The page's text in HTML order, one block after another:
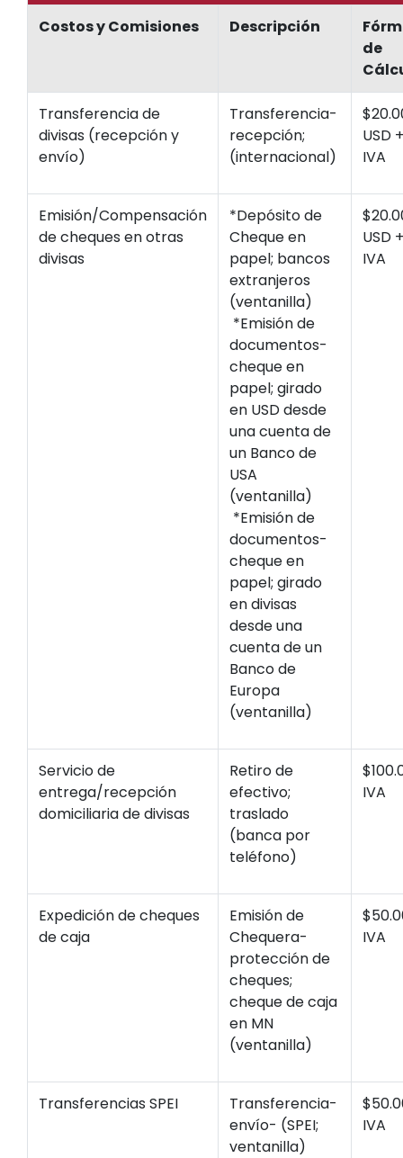
Costos y Comisiones Descripción
de
Transferencia de
divisas (recepción y
envío)
Transferencia-
recepción;
(internacional)
USD +
IVA
Emisión/Compensación
de cheques en otras
divisas
*Depósito de
Cheque en
papel; bancos
extranjeros
(ventanilla)
*Emisión de
documentos-
cheque en
papel; girado
en USD desde
una cuenta de
un Banco de
USA
(ventanilla)
*Emisión de
documentos-
cheque en
papel; girado
en divisas
desde una
cuenta de un
Banco de
Europa
(ventanilla)
USD +
IVA
Servicio de
entrega/recepción
domiciliaria de divisas
Retiro de
efectivo;
traslado
(banca por
teléfono)
IVA
Expedición de cheques
de caja
Emisión de
Chequera-
protección de
cheques;
cheque de caja
en MN
(ventanilla)
IVA
Transferencias SPEI
Transferencia-
envío- (SPEI;
ventanilla)
IVA